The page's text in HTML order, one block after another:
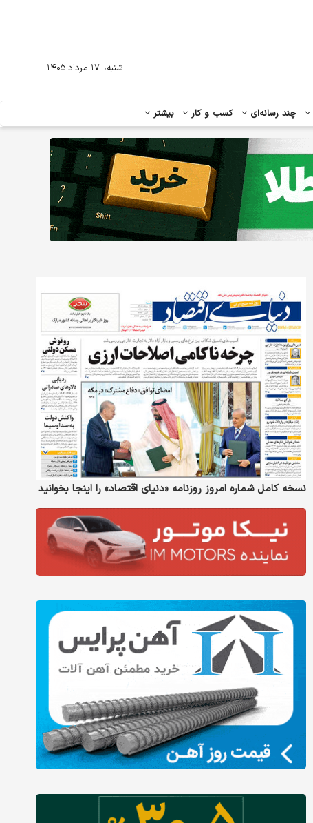
چند رسانه‌ای کسب و کار بیشتر
شنبه، ۱۷ مرداد ۱۴۰۵
نسخه کامل شماره امروز روزنامه «دنیای‌ اقتصاد» را اینجا بخوانید